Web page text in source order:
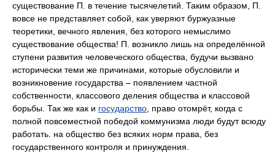
существование П. в течение тысячелетий. Таким образом, П.
вовсе не представляет собой, как уверяют буржуазные
теоретики, вечного явления, без которого немыслимо
существование общества! П. возникло лишь на определённой
ступени развития человеческого общества, будучи вызвано
исторически теми же причинами, которые обусловили и
возникновение государства – появлением частной
собственности, классового деления общества и классовой
борьбы. Так же как и государство , право отомрёт, когда с
полной повсеместной победой коммунизма люди будут всюду
работать. на общество без всяких норм права, без
государственного контроля и принуждения.